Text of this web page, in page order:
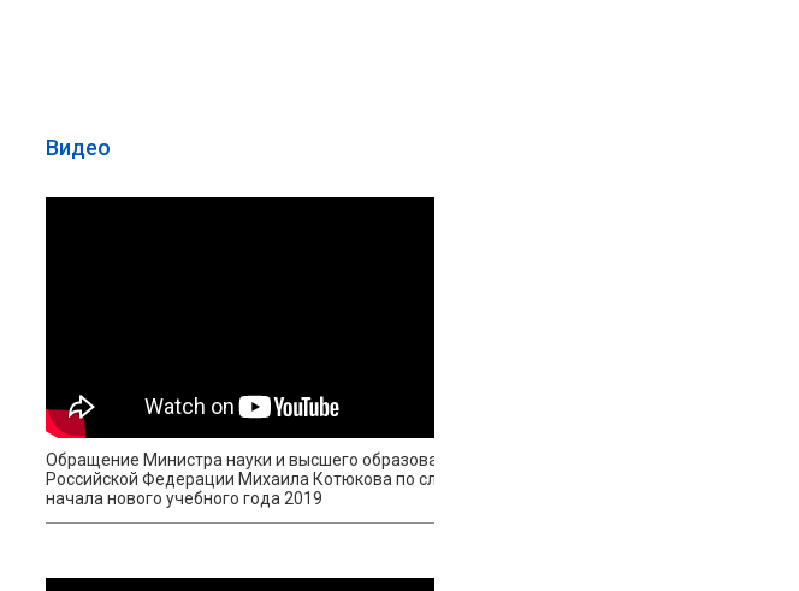
Видео
Обращение Министра науки и высшего образования
Российской Федерации Михаила Котюкова по случаю
начала нового учебного года 2019